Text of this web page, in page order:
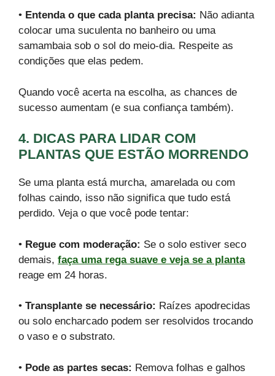
• Entenda o que cada planta precisa: Não adianta
colocar uma suculenta no banheiro ou uma
samambaia sob o sol do meio-dia. Respeite as
condições que elas pedem.
Quando você acerta na escolha, as chances de
sucesso aumentam (e sua confiança também).
4. DICAS PARA LIDAR COM
PLANTAS QUE ESTÃO MORRENDO
Se uma planta está murcha, amarelada ou com
folhas caindo, isso não significa que tudo está
perdido. Veja o que você pode tentar:
• Regue com moderação: Se o solo estiver seco
demais, faça uma rega suave e veja se a planta
reage em 24 horas.
• Transplante se necessário: Raízes apodrecidas
ou solo encharcado podem ser resolvidos trocando
o vaso e o substrato.
• Pode as partes secas: Remova folhas e galhos